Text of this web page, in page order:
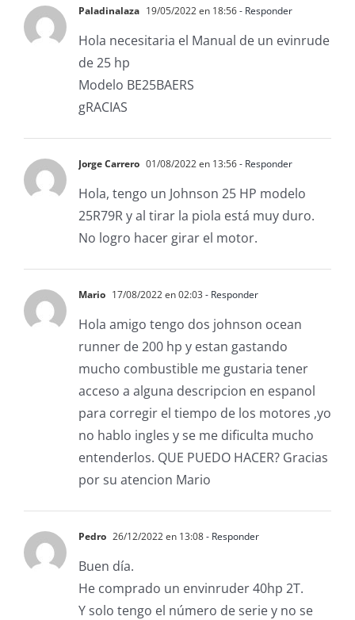
Paladinalaza 19/05/2022 en 18:56- Responder
Hola necesitaria el Manual de un evinrude
de 25 hp
Modelo BE25BAERS
gRACIAS
Jorge Carrero 01/08/2022 en 13:56- Responder
Hola, tengo un Johnson 25 HP modelo
25R79R y al tirar la piola está muy duro.
No logro hacer girar el motor.
Mario 17/08/2022 en 02:03- Responder
Hola amigo tengo dos johnson ocean
runner de 200 hp y estan gastando
mucho combustible me gustaria tener
acceso a alguna descripcion en espanol
para corregir el tiempo de los motores ,yo
no hablo ingles y se me dificulta mucho
entenderlos. QUE PUEDO HACER? Gracias
por su atencion Mario
Pedro 26/12/2022 en 13:08- Responder
Buen día.
He comprado un envinruder 40hp 2T.
Y solo tengo el número de serie y no se